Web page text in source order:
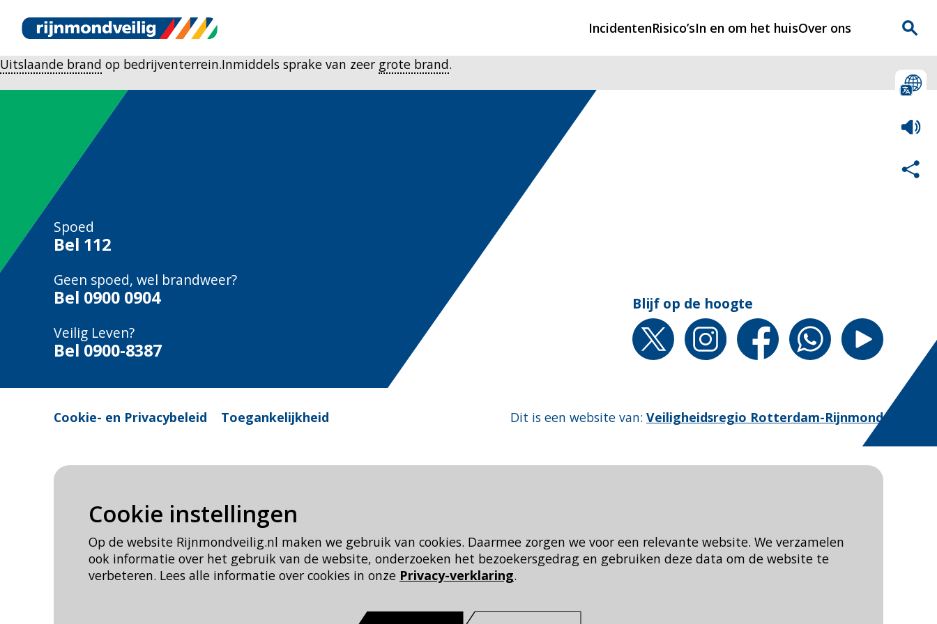
Cookie instellingen
Op de website Rijnmondveilig.nl maken we gebruik van cookies. Daarmee zorgen we voor een relevante website. We verzamelen
ook informatie over het gebruik van de website, onderzoeken het bezoekersgedrag en gebruiken deze data om de website te
verbeteren. Lees alle informatie over cookies in onze Privacy-verklaring.
Incidenten
Hulpdiensten nodig?
CIN-meldingen
Risico’sIn en om het huisOver ons
Uitslaande brand op bedrijventerrein.Inmiddels sprake van zeer grote brand.
Spoed
Bel 112
Geen spoed, wel brandweer?
Bel 0900 0904
Veilig Leven?
Bel 0900-8387
Blijf op de hoogte
Cookie- en Privacybeleid Toegankelijkheid Dit is een website van: Veiligheidsregio Rotterdam-Rijnmond